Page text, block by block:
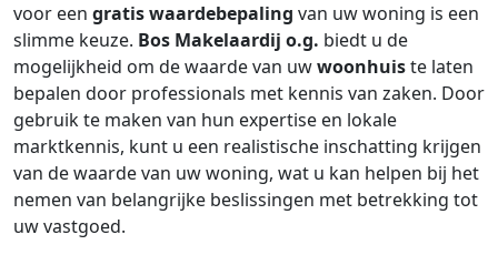
voor een gratis waardebepaling van uw woning is een
slimme keuze. Bos Makelaardij o.g. biedt u de
mogelijkheid om de waarde van uwwoonhuiste laten
bepalen door professionals met kennis van zaken. Door
gebruik te maken van hun expertise en lokale
marktkennis, kunt u een realistische inschatting krijgen
van de waarde van uw woning, wat u kan helpen bij het
nemen van belangrijke beslissingen met betrekking tot
uw vastgoed.